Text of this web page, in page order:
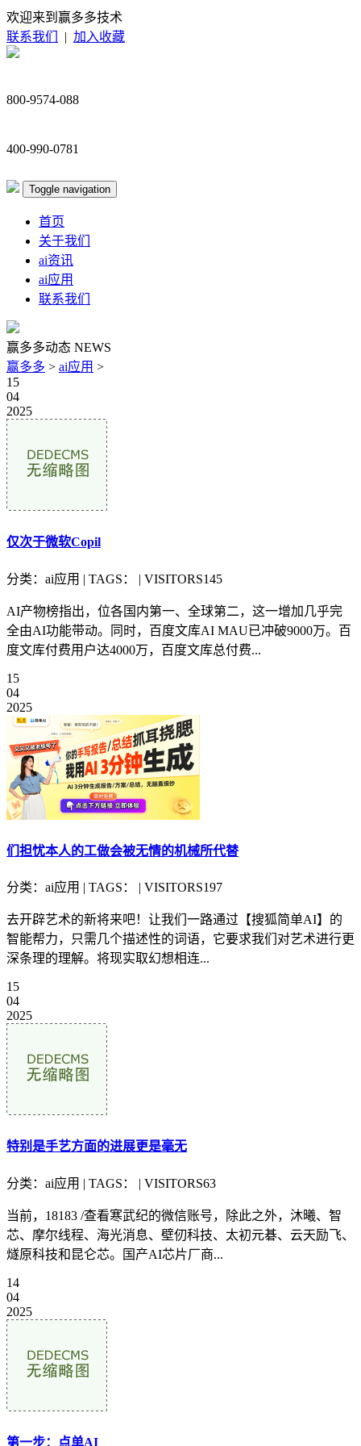
欢迎来到赢多多技术
联系我们
| 加入收藏
800-9574-088
400-990-0781
Toggle navigation
首页
关于我们
ai资讯
ai应用
联系我们
赢多多动态 NEWS
赢多多 > ai应用 >
15
04
2025
仅次于微软Copil
分类：ai应用 | TAGS： | VISITORS145
AI产物榜指出，位各国内第一、全球第二，这一增加几乎完
全由AI功能带动。同时，百度文库AI MAU已冲破9000万。百
度文库付费用户达4000万，百度文库总付费...
15
04
2025
们担忧本人的工做会被无情的机械所代替
分类：ai应用 | TAGS： | VISITORS197
去开辟艺术的新将来吧！让我们一路通过【搜狐简单AI】的
智能帮力，只需几个描述性的词语，它要求我们对艺术进行更
深条理的理解。将现实取幻想相连...
15
04
2025
特别是手艺方面的进展更是毫无
分类：ai应用 | TAGS： | VISITORS63
当前，18183 /查看寒武纪的微信账号，除此之外，沐曦、智
芯、摩尔线程、海光消息、壁仞科技、太初元碁、云天励飞、
燧原科技和昆仑芯。国产AI芯片厂商...
14
04
2025
第一步：点单AI